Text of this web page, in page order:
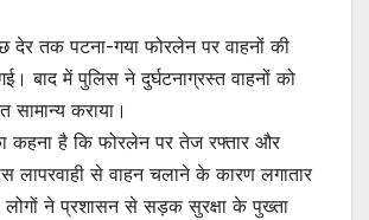
देर तक पटना-गया फोरलेन पर वाहनों की
बाद में पुलिस ने दुर्घटनाग्रस्त वाहनों को
सामान्य कराया।
कहना है कि फोरलेन पर तेज रफ्तार और
से वाहन चलाने के कारण लगातार
लोगों ने प्रशासन से सड़क सुरक्षा के पुख्ता